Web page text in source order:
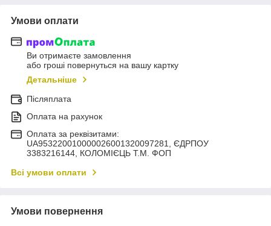
Умови оплати
Ви отримаєте замовлення
або гроші повернуться на вашу картку
Детальніше
Післяплата
Оплата на рахунок
Оплата за реквізитами:
UA953220010000026001320097281, ЄДРПОУ
3383216144, КОЛОМIЄЦЬ Т.М. ФОП
Всі умови оплати
Умови повернення